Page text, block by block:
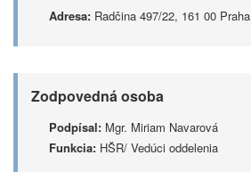
Adresa: Radčina 497/22, 161 00 Praha
Zodpovedná osoba
Podpísal: Mgr. Miriam Navarová
Funkcia: HŠR/ Vedúci oddelenia